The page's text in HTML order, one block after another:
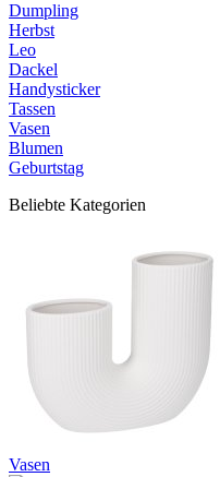
Dumpling
Herbst
Leo
Dackel
Handysticker
Tassen
Vasen
Blumen
Geburtstag
Beliebte Kategorien
Vasen